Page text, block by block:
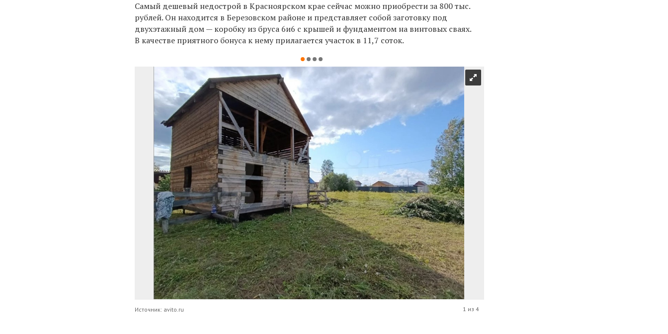
Самый дешевый недострой в Красноярском крае сейчас можно приобрести за 800 тыс.
рублей. Он находится в Березовском районе и представляет собой заготовку под
двухэтажный дом — коробку из бруса 6и6 с крышей и фундаментом на винтовых сваях.
В качестве приятного бонуса к нему прилагается участок в 11,7 соток.
Источник: avito.ru 1 из 4